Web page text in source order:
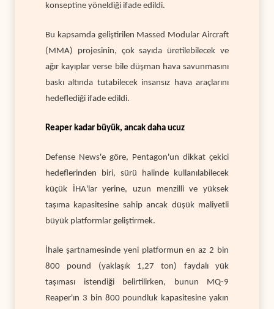
konseptine yöneldiği ifade edildi.
Bu kapsamda geliştirilen Massed Modular Aircraft
(MMA) projesinin, çok sayıda üretilebilecek ve
ağır kayıplar verse bile düşman hava savunmasını
baskı altında tutabilecek insansız hava araçlarını
hedeflediği ifade edildi.
Reaper kadar büyük, ancak daha ucuz
Defense News'e göre, Pentagon'un dikkat çekici
hedeflerinden biri, sürü halinde kullanılabilecek
küçük İHA'lar yerine, uzun menzilli ve yüksek
taşıma kapasitesine sahip ancak düşük maliyetli
büyük platformlar geliştirmek.
İhale şartnamesinde yeni platformun en az 2 bin
800 pound (yaklaşık 1,27 ton) faydalı yük
taşıması istendiği belirtilirken, bunun MQ-9
Reaper'ın 3 bin 800 poundluk kapasitesine yakın